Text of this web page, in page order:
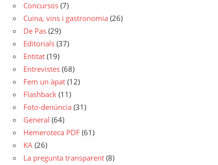
Concursos (7)
Cuina, vins i gastronomia (26)
De Pas (29)
Editorials (37)
Entitat (19)
Entrevistes (68)
Fem un àpat (12)
Flashback (11)
Foto-denúncia (31)
General (64)
Hemeroteca PDF (61)
KA (26)
La pregunta transparent (8)